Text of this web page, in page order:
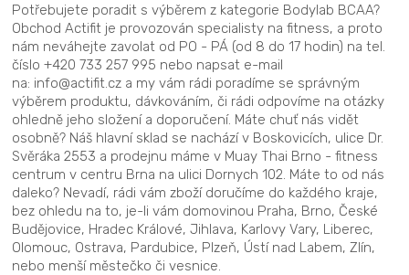
Potřebujete poradit s výběrem z kategorie Bodylab BCAA?
Obchod Actifit je provozován specialisty na fitness, a proto
nám neváhejte zavolat od PO - PÁ (od 8 do 17 hodin) na tel.
číslo +420 733 257 995 nebo napsat e-mail
na: info@actifit.cz a my vám rádi poradíme se správným
výběrem produktu, dávkováním, či rádi odpovíme na otázky
ohledně jeho složení a doporučení. Máte chuť nás vidět
osobně? Náš hlavní sklad se nachází v Boskovicích, ulice Dr.
Svěráka 2553 a prodejnu máme v Muay Thai Brno - fitness
centrum v centru Brna na ulici Dornych 102. Máte to od nás
daleko? Nevadí, rádi vám zboží doručíme do každého kraje,
bez ohledu na to, je-li vám domovinou Praha, Brno, České
Budějovice, Hradec Králové, Jihlava, Karlovy Vary, Liberec,
Olomouc, Ostrava, Pardubice, Plzeň, Ústí nad Labem, Zlín,
nebo menší městečko či vesnice.